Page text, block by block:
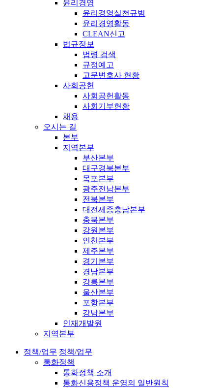
윤리경영
윤리경영실천규범
윤리경영활동
CLEAN신고
법규정보
법령 검색
규정예고
고문변호사 현황
사회공헌
사회공헌활동
사회기부현황
채용
오시는 길
본부
지역본부
부산본부
대구경북본부
목포본부
광주전남본부
전북본부
대전세종충남본부
충북본부
강원본부
인천본부
제주본부
경기본부
경남본부
강릉본부
울산본부
포항본부
강남본부
인재개발원
지역본부
정책/업무 정책/업무
통화정책
통화정책 소개
통화신용정책 운영의 일반원칙